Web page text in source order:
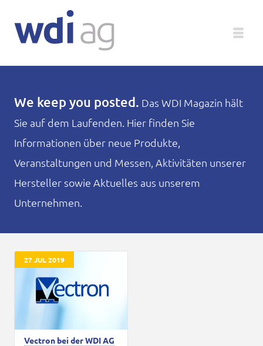
Unternehmen
Produkte
Service
Magazin
We keep you posted. Das WDI Magazin hält
Sie auf dem Laufenden. Hier finden Sie
Informationen über neue Produkte,
Veranstaltungen und Messen, Aktivitäten unserer
Hersteller sowie Aktuelles aus unserem
Unternehmen.
27 JUL 2019
Vectron bei der WDI AG